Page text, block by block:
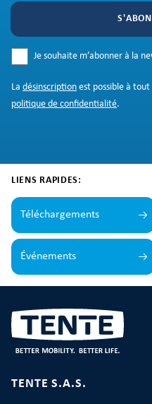
Je souhaite m’abonner à la
La désinscription est possible à
politique de confidentialité.
LIENS RAPIDES:
Téléchargements
Événements
TENTE S.A.S.